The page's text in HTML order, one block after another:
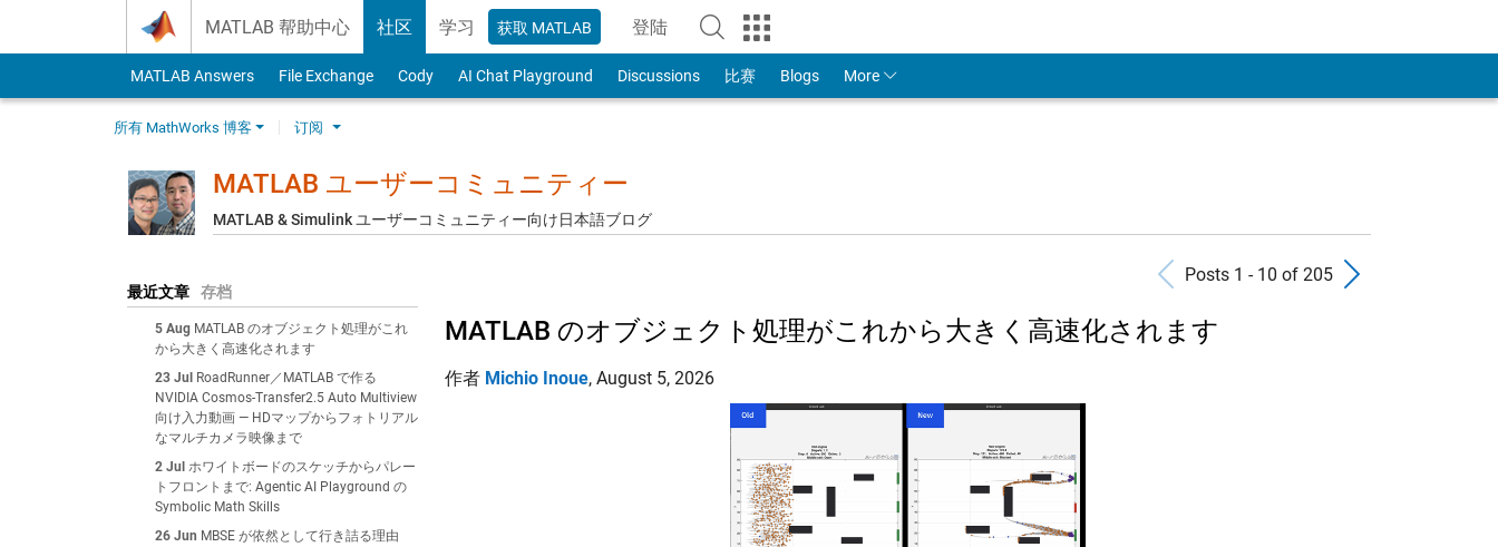
MATLAB 帮助中心 社区 学习 获取 MATLAB 登陆
to Your MathWorks Account
MATLAB Answers File Exchange Cody AI Chat Playground Discussions 比赛 Blogs More
所有 MathWorks 博客 订阅
MATLAB ユーザーコミュニティー
MATLAB & Simulink ユーザーコミュニティー向け日本語ブログ
最近文章 存档
5 Aug MATLAB のオブジェクト処理がこれ
から大きく高速化されます
23 Jul
RoadRunner／MATLAB で作る
NVIDIA Cosmos-Transfer2.5 Auto Multiview
向け入力動画 — HDマップからフォトリアル
なマルチカメラ映像まで
2 Jul ホワイトボードのスケッチからパレー
トフロントまで: Agentic AI Playground の
Symbolic Math Skills
26 Jun MBSE が依然として行き詰る理由
Previous Posts
Posts 1 - 10 of 205
MATLAB のオブジェクト処理がこれから大きく高速化されます
作者 Michio Inoue, August 5, 2026